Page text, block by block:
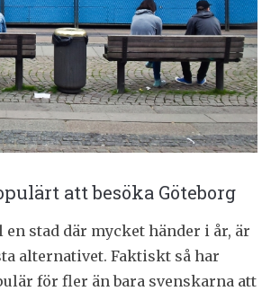
att besöka Göteborg
stad där mycket händer i år, är
alternativet. Faktiskt så har
för fler än bara svenskarna att